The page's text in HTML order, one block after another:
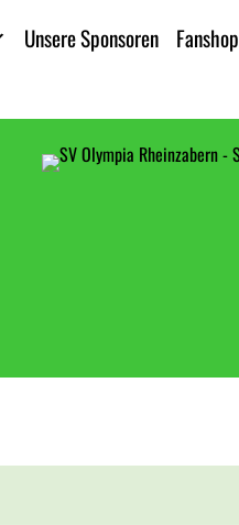
Unsere Sponsoren Fanshop